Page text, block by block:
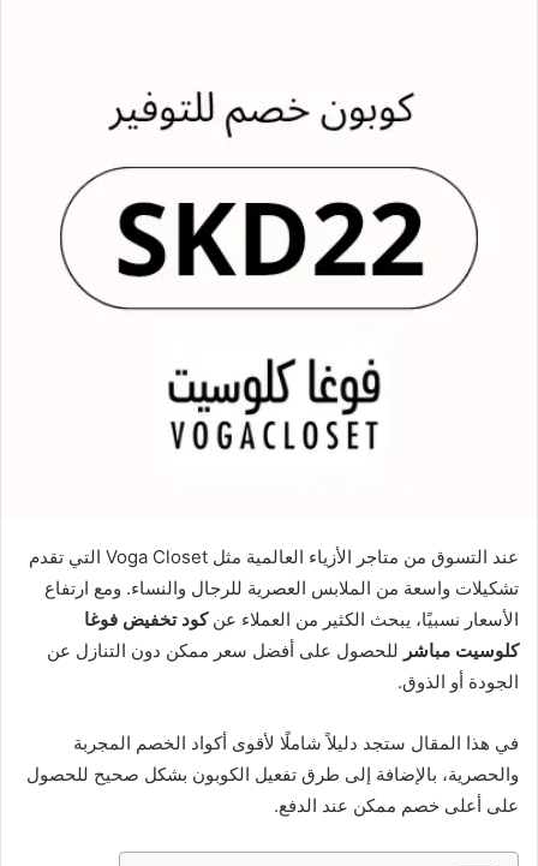
عند التسوق من متاجر الأزياء العالمية مثل Voga Closet التي تقدم
تشكيلات واسعة من الملابس العصرية للرجال والنساء. ومع ارتفاع
الأسعار نسبيًا، يبحث الكثير من العملاء عنكود تخفيض فوغا
كلوسيت مباشر للحصول على أفضل سعر ممكن دون التنازل عن
الجودة أو الذوق.
في هذا المقال ستجد دليلاً شاملًا لأقوى أكواد الخصم المجربة
والحصرية، بالإضافة إلى طرق تفعيل الكوبون بشكل صحيح للحصول
على أعلى خصم ممكن عند الدفع.